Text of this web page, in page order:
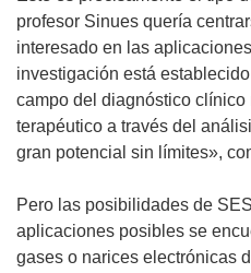
profesor Sinues quería
interesado en las
investigación está
campo del diagnóstico
terapéutico a través del
gran potencial sin límites»,
Pero las posibilidades de
aplicaciones posibles se
gases o narices electrónicas